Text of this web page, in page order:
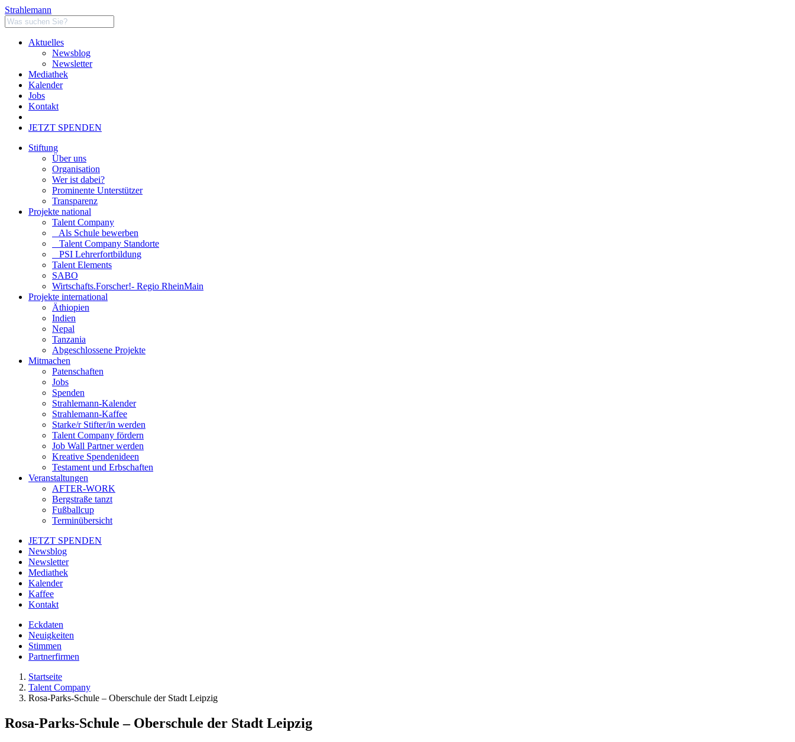
Strahlemann
Aktuelles
Newsblog
Newsletter
Mediathek
Kalender
Jobs
Kontakt
JETZT SPENDEN
Stiftung
Über uns
Organisation
Wer ist dabei?
Prominente Unterstützer
Transparenz
Projekte national
Talent Company
Als Schule bewerben
Talent Company Standorte
PSI Lehrerfortbildung
Talent Elements
SABO
Wirtschafts.Forscher!- Regio RheinMain
Projekte international
Äthiopien
Indien
Nepal
Tanzania
Abgeschlossene Projekte
Mitmachen
Patenschaften
Jobs
Spenden
Strahlemann-Kalender
Strahlemann-Kaffee
Starke/r Stifter/in werden
Talent Company fördern
Job Wall Partner werden
Kreative Spendenideen
Testament und Erbschaften
Veranstaltungen
AFTER-WORK
Bergstraße tanzt
Fußballcup
Terminübersicht
JETZT SPENDEN
Newsblog
Newsletter
Mediathek
Kalender
Kaffee
Kontakt
Eckdaten
Neuigkeiten
Stimmen
Partnerfirmen
Startseite
Talent Company
Rosa-Parks-Schule – Oberschule der Stadt Leipzig
Rosa-Parks-Schule – Oberschule der Stadt Leipzig